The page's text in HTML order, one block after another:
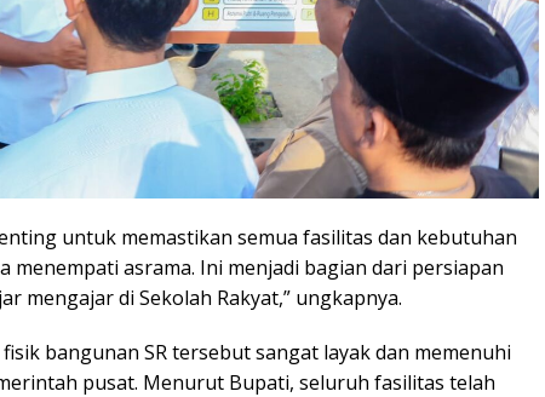
untuk memastikan semua fasilitas dan kebutuhan
menempati asrama. Ini menjadi bagian dari persiapan
mengajar di Sekolah Rakyat,” ungkapnya.
bangunan SR tersebut sangat layak dan memenuhi
pusat. Menurut Bupati, seluruh fasilitas telah